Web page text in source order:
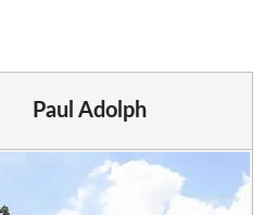
Paul Adolph